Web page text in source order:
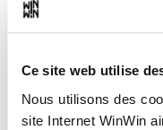
Ce site web utilise
Nous utilisons des
site Internet WinWin
en